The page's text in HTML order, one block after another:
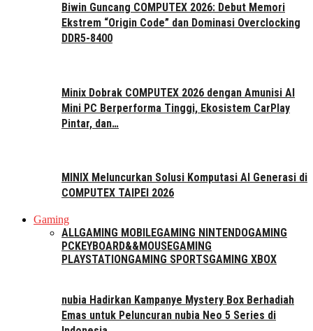
Biwin Guncang COMPUTEX 2026: Debut Memori
Ekstrem “Origin Code” dan Dominasi Overclocking
DDR5-8400
Minix Dobrak COMPUTEX 2026 dengan Amunisi AI
Mini PC Berperforma Tinggi, Ekosistem CarPlay
Pintar, dan…
MINIX Meluncurkan Solusi Komputasi AI Generasi di
COMPUTEX TAIPEI 2026
Gaming
ALLGAMING MOBILEGAMING NINTENDOGAMING
PCKEYBOARD&&MOUSEGAMING
PLAYSTATIONGAMING SPORTSGAMING XBOX
nubia Hadirkan Kampanye Mystery Box Berhadiah
Emas untuk Peluncuran nubia Neo 5 Series di